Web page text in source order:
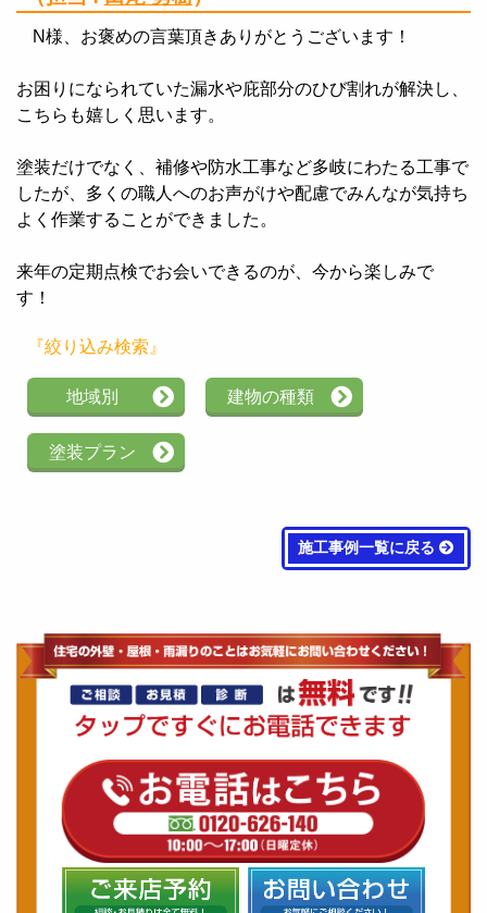
N様、お褒めの言葉頂きありがとうございます！
お困りになられていた漏水や庇部分のひび割れが解決し、
こちらも嬉しく思います。
塗装だけでなく、補修や防水工事など多岐にわたる工事で
したが、多くの職人へのお声がけや配慮でみんなが気持ち
よく作業することができました。
来年の定期点検でお会いできるのが、今から楽しみで
す！
『絞り込み検索』
地域別 建物の種類
塗装プラン
施工事例一覧に戻る